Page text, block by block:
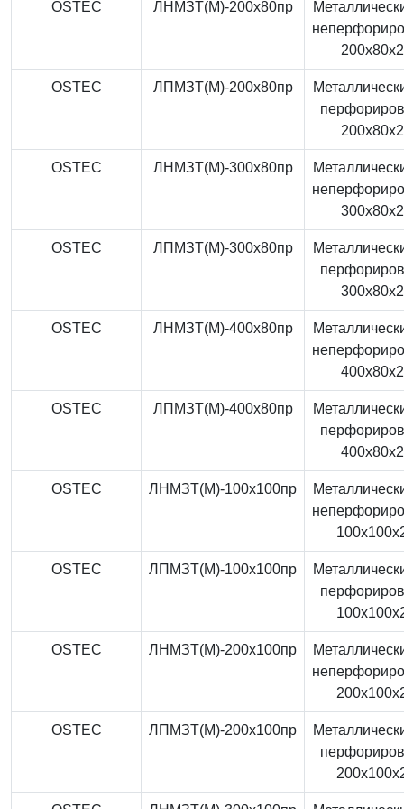
OSTEC ЛНМЗТ(М)-200x80пр
OSTEC ЛПМЗТ(М)-200x80пр
OSTEC ЛНМЗТ(М)-300x80пр
OSTEC ЛПМЗТ(М)-300x80пр
OSTEC ЛНМЗТ(М)-400x80пр
OSTEC ЛПМЗТ(М)-400x80пр
OSTEC ЛНМЗТ(М)-100x100пр
OSTEC ЛПМЗТ(М)-100x100пр
OSTEC ЛНМЗТ(М)-200x100пр
OSTEC ЛПМЗТ(М)-200x100пр